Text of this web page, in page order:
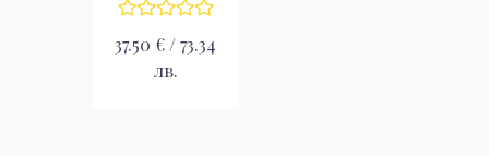
37.50 € / 73.34
лв.